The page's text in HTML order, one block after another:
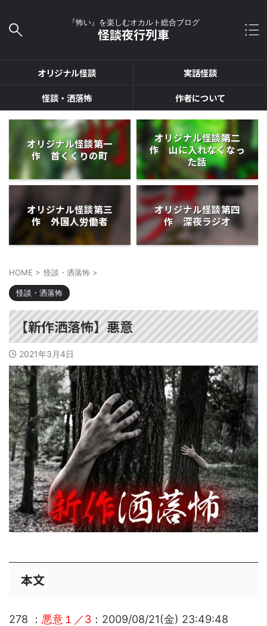
『怖い』を楽しむオカルト総合ブログ
怪談夜行列車
オリジナル怪談
実話怪談
怪談・洒落怖
作者について
オリジナル怪談第一
作 首くくりの町
オリジナル怪談第二
作 山に入れなくなっ
た話
オリジナル怪談第三
作 外国人労働者
オリジナル怪談第四
作 深夜ラジオ
HOME > 怪談・洒落怖 >
怪談・洒落怖
【新作洒落怖】悪意
2021年3月4日
本文
278 ： 悪意１／3 ：2009/08/21(金) 23:49:48